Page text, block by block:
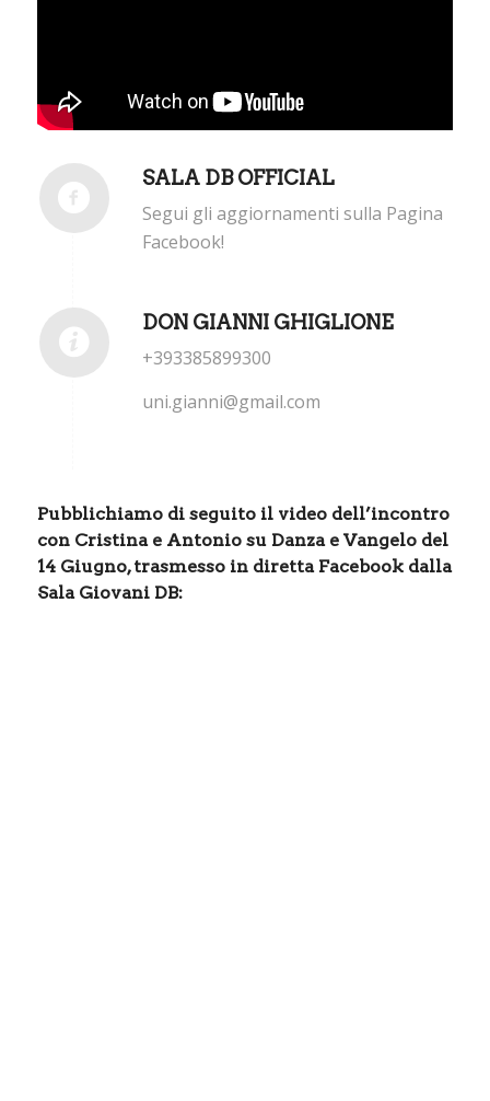
SALA DB OFFICIAL
Segui gli aggiornamenti sulla Pagina
Facebook!
DON GIANNI GHIGLIONE
+393385899300
uni.gianni@gmail.com
Pubblichiamo di seguito il video dell’incontro
con Cristina e Antonio su Danza e Vangelo del
14 Giugno, trasmesso in diretta Facebook dalla
Sala Giovani DB: